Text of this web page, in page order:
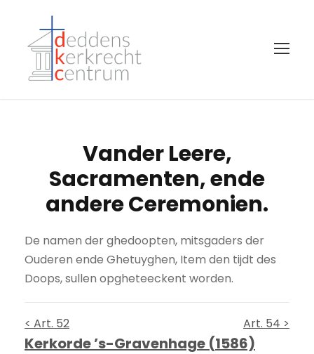
Vander Leere,
Sacramenten, ende
andere Ceremonien.
De namen der ghedoopten, mitsgaders der
Ouderen ende Ghetuyghen, Item den tijdt des
Doops, sullen opgheteeckent worden.
< Art. 52 Art. 54 >
Kerkorde ’s-Gravenhage (1586)